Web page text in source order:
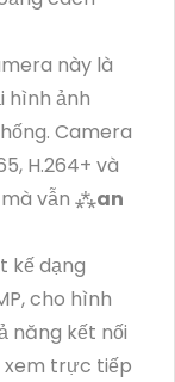
này là
hình ảnh
Camera
H.264+ và
mà vẫn ⁂an
kế dạng
cho hình
năng kết nối
xem trực tiếp